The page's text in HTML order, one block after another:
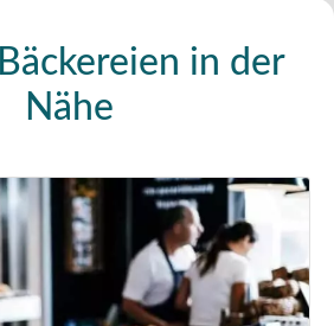
in der
Nähe